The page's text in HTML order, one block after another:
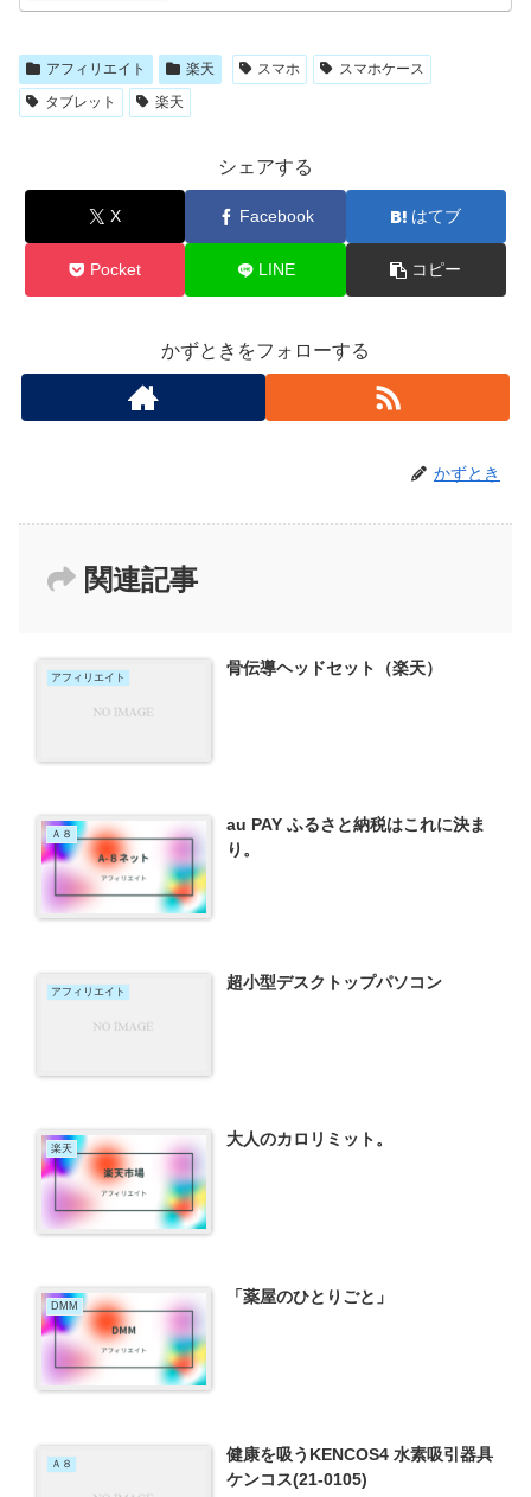
アフィリエイト 楽天 スマホ
スマホケース
タブレット
楽天
シェアする
X Facebook はてブ
Pocket LINE コピー
かずときをフォローする
かずとき
関連記事
アフィリエイト 骨伝導ヘッドセット（楽天）
Ａ８
au PAY ふるさと納税はこれに決ま
り。
アフィリエイト 超小型デスクトップパソコン
楽天 大人のカロリミット。
DMM 「薬屋のひとりごと」
Ａ８
健康を吸うKENCOS4 水素吸引器具
ケンコス(21-0105)